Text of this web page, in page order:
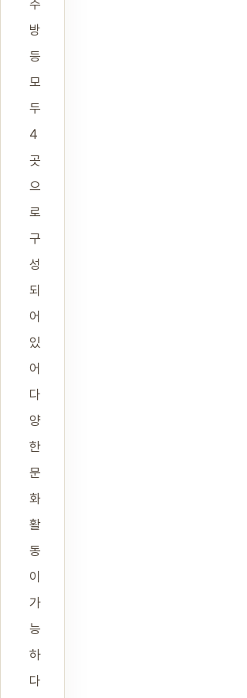
주
방
등
모
두
4
곳
으
로
구
성
되
어
있
어
다
양
한
문
화
활
동
이
가
능
하
다